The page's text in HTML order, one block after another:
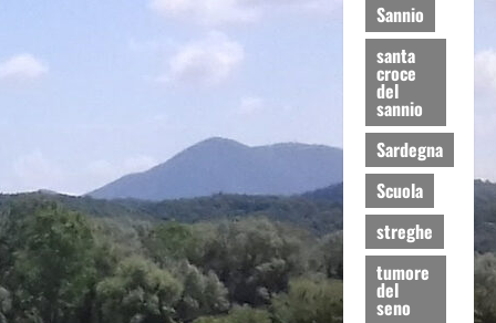
Sannio
santa
croce
del
sannio
Sardegna
Scuola
streghe
tumore
del
seno